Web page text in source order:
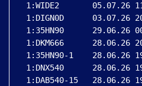
1:WIDE2       05.07.26
1:DIGN0D      03.07.26
1:35HN90      29.06.26
1:DKM666      28.06.26
1:35HN90-1
1:DNX540      28.06.26
1:DAB540-15